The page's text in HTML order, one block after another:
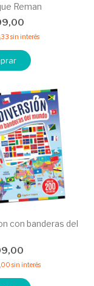
Reman
sin interés
con banderas del
sin interés